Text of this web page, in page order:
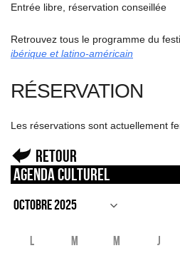
Entrée libre, réservation conseillée
Retrouvez tous le programme du
ibérique et latino-américain
RÉSERVATION
Les réservations sont actuellement
Retour
Agenda culturel
L M M J